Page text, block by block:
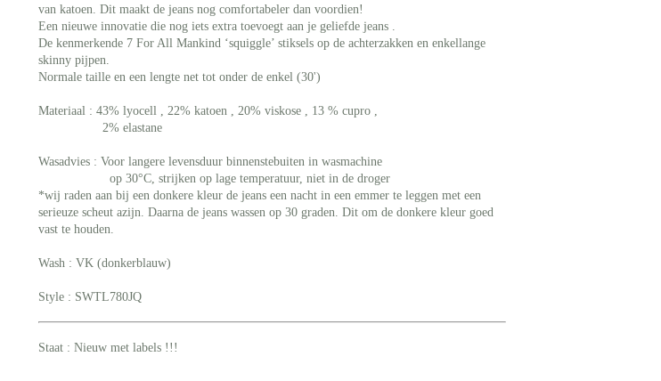
van katoen. Dit maakt de jeans nog comfortabeler dan voordien!
Een nieuwe innovatie die nog iets extra toevoegt aan je geliefde jeans .
De kenmerkende 7 For All Mankind ‘squiggle’ stiksels op de achterzakken en enkellange
skinny pijpen.
Normale taille en een lengte net tot onder de enkel (30')
Materiaal : 43% lyocell , 22% katoen , 20% viskose , 13 % cupro ,
2% elastane
Wasadvies : Voor langere levensduur binnenstebuiten in wasmachine
op 30°C, strijken op lage temperatuur, niet in de droger
*wij raden aan bij een donkere kleur de jeans een nacht in een emmer te leggen met een
serieuze scheut azijn. Daarna de jeans wassen op 30 graden. Dit om de donkere kleur goed
vast te houden.
Wash : VK (donkerblauw)
Style : SWTL780JQ
Staat : Nieuw met labels !!!